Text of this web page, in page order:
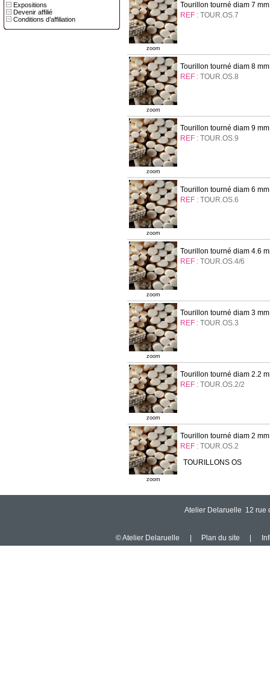
Expositions
Devenir affilié
Conditions d’affiliation
zoom
Tourillon tourné diam 7
REF : TOUR.OS.7
zoom
Tourillon tourné diam 8
REF : TOUR.OS.8
zoom
Tourillon tourné diam 9
REF : TOUR.OS.9
zoom
Tourillon tourné diam 6
REF : TOUR.OS.6
zoom
Tourillon tourné diam 4.6
REF : TOUR.OS.4/6
zoom
Tourillon tourné diam 3
REF : TOUR.OS.3
zoom
Tourillon tourné diam 2.2
REF : TOUR.OS.2/2
zoom
Tourillon tourné diam 2
REF : TOUR.OS.2
TOURILLONS OS
Atelier Delaruelle 12 rue
© Atelier Delaruelle | Plan du site |